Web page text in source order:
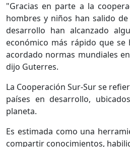
"Gracias en parte a la
hombres y niños han salido
desarrollo han alcanzado
económico más rápido que
acordado normas mundiales
dijo Guterres.
La Cooperación Sur-Sur se
países en desarrollo,
planeta.
Es estimada como una
compartir conocimientos,